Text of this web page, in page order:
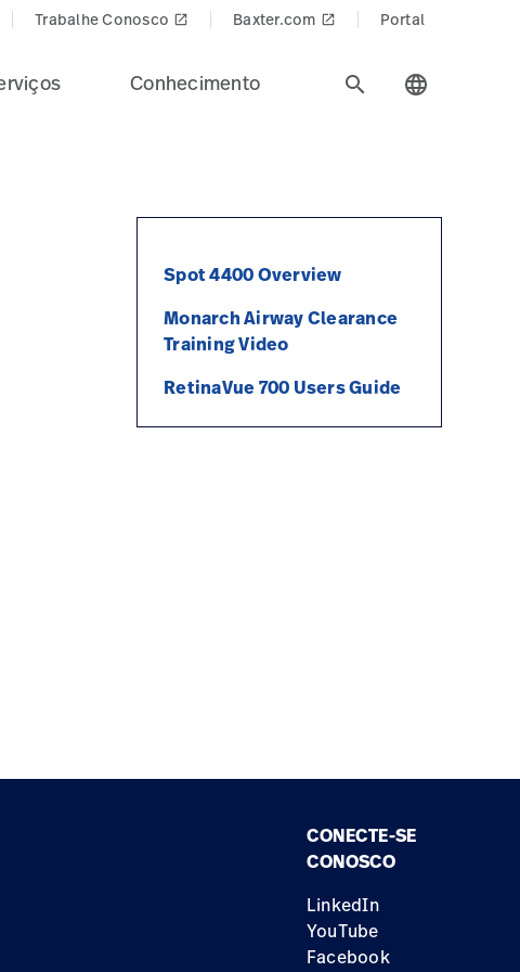
Trabalhe Conosco launch Baxter.com launch Portal
Conhecimento search language
Spot 4400 Overview
Monarch Airway Clearance
Training Video
RetinaVue 700 Users Guide
CONECTE-SE
CONOSCO
LinkedIn
YouTube
Facebook